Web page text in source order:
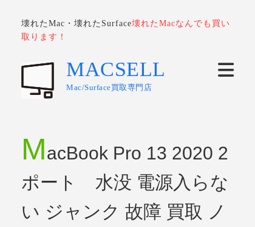
壊れたMac・壊れたSurface壊れたMacなんでも買い
取ります！
MACSELL
Mac/Surface買取専門店
MacBook Pro 13 2020 2
ポート 水没 電源入らな
い ジャンク 故障 買取 ノ